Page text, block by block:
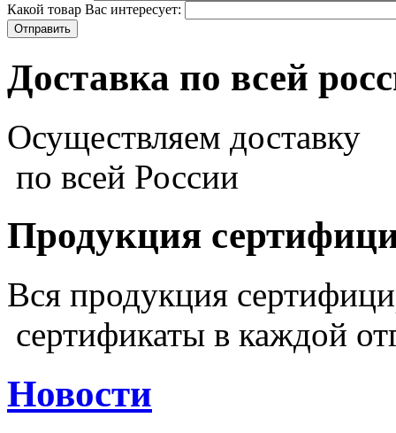
Какой товар Вас интересует:
Доставка по всей
Осуществляем доставку
по всей России
Продукция
Вся продукция
сертификаты в каждой
Новости